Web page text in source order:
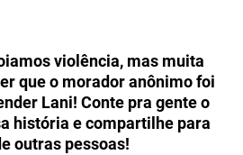
violência, mas muita
que o morador anônimo foi
Lani! Conte pra gente o
história e compartilhe para
outras pessoas!